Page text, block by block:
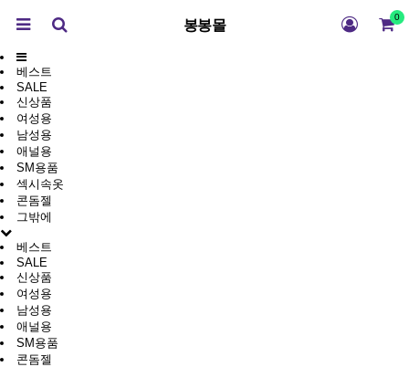
봉봉몰 0
베스트
SALE
신상품
여성용
남성용
애널용
SM용품
섹시속옷
콘돔젤
그밖에
베스트
SALE
신상품
여성용
남성용
애널용
SM용품
콘돔젤